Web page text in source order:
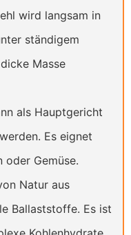
wird langsam in
ständigem
Masse
als Hauptgericht
Es eignet
oder Gemüse.
Natur aus
Ballaststoffe. Es ist